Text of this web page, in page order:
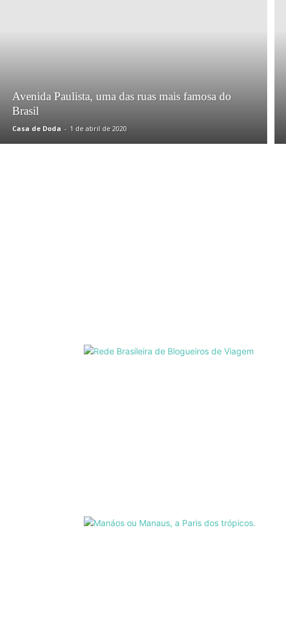
Avenida Paulista, uma das ruas mais famosa do
Brasil
Casa de Doda - 1 de abril de 2020